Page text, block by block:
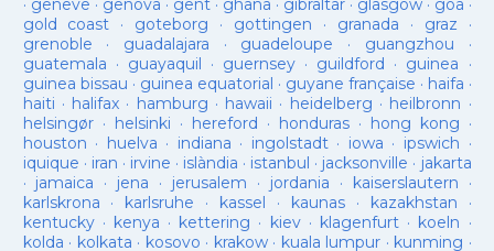
· geneve · genova · gent· ghana · gibraltar· glasgow· goa ·
gold coast · goteborg · gottingen · granada · graz ·
grenoble · guadalajara · guadeloupe · guangzhou ·
guatemala · guayaquil · guernsey· guildford · guinea ·
guinea bissau · guinea equatorial · guyane française · haifa ·
haiti · halifax · hamburg · hawaii · heidelberg · heilbronn ·
helsingør· helsinki · hereford · honduras· hong kong ·
houston · huelva · indiana · ingolstadt· iowa · ipswich ·
iquique · iran · irvine · islàndia · istanbul · jacksonville · jakarta
· jamaica · jena · jerusalem · jordania · kaiserslautern ·
karlskrona · karlsruhe · kassel · kaunas· kazakhstan ·
kentucky· kenya · kettering · kiev· klagenfurt · koeln ·
kolda · kolkata · kosovo · krakow· kuala lumpur · kunming ·